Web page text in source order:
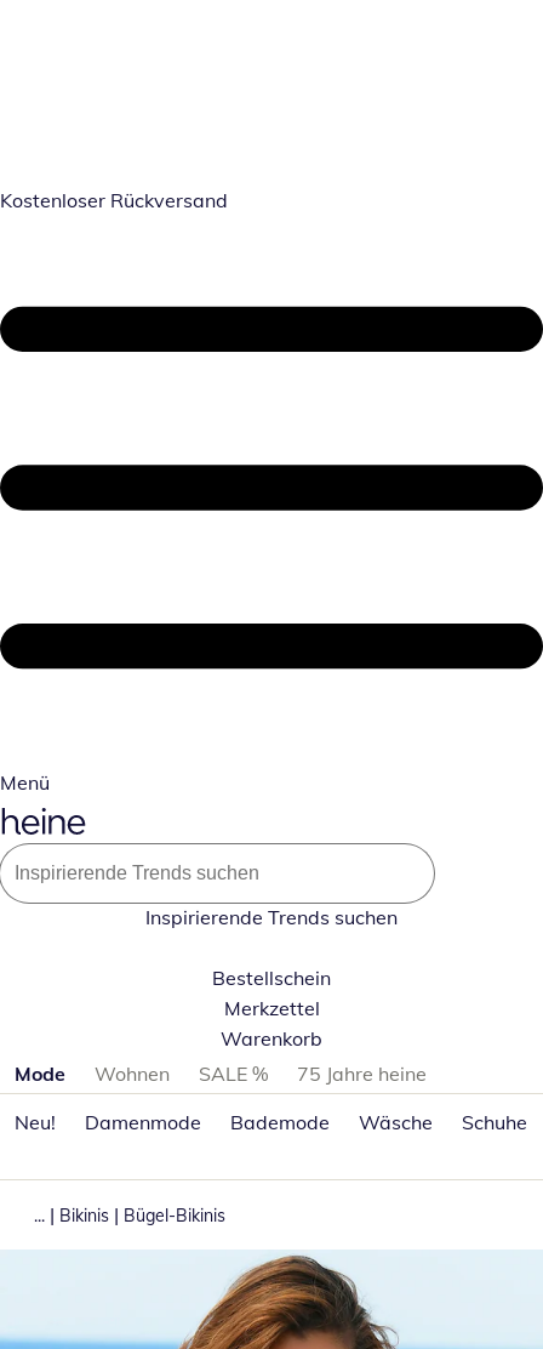
Kostenloser Rückversand
Menü
Inspirierende Trends suchen
Bestellschein
Merkzettel
Warenkorb
Produktkategorien überspringen
Mode Wohnen SALE %
75 Jahre heine
Neu!
Damenmode Bademode Wäsche Schuhe
... | Bikinis | Bügel-Bikinis